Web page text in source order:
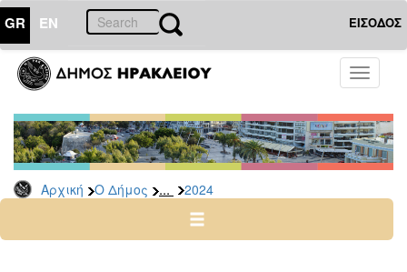
GR EN ΕΙΣΟΔΟΣ
Toggle
Αρχική Ο Δήμος ... 2024
ΔΗΜΟΣ
Δελτία
Τύπου
Αρχείο
2026
2024